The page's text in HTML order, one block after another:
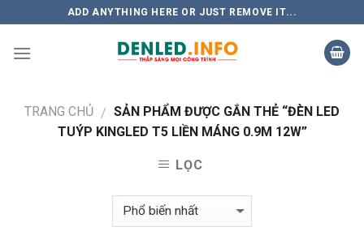
to
content
ADD ANYTHING HERE OR JUST REMOVE IT...
TRANG CHỦ / SẢN PHẨM ĐƯỢC GẮN THẺ “ĐÈN LED
TUÝP KINGLED T5 LIỀN MÁNG 0.9M 12W”
LỌC